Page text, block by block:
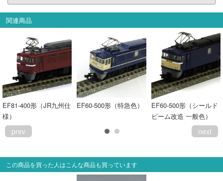
関連商品
EF81-400形（JR九州仕
様）
EF60-500形（特急色）
EF60-500形（シールド
ビーム改造 一般色）
prev next
この商品を買った人はこんな商品も買っています